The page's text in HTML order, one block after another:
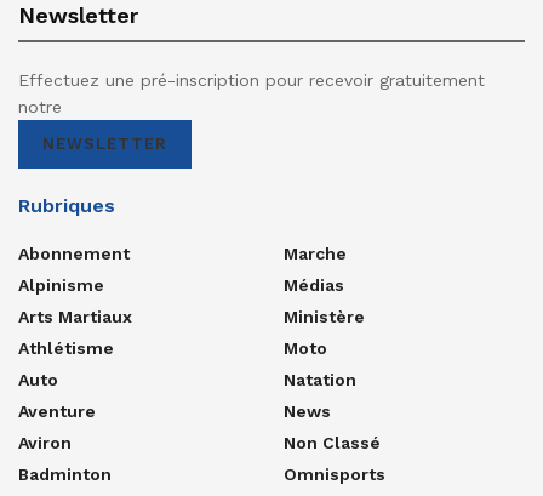
Newsletter
Effectuez une pré-inscription pour recevoir gratuitement
notre
NEWSLETTER
Rubriques
Abonnement
Alpinisme
Arts Martiaux
Athlétisme
Auto
Aventure
Aviron
Badminton
Marche
Médias
Ministère
Moto
Natation
News
Non Classé
Omnisports